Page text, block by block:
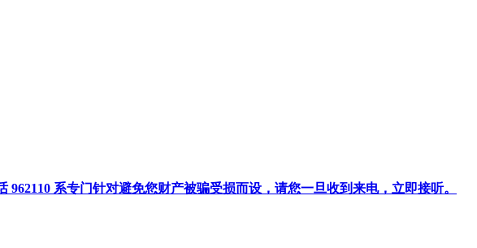
962110 系专门针对避免您财产被骗受损而设，请您一旦收到来电，立即接听。